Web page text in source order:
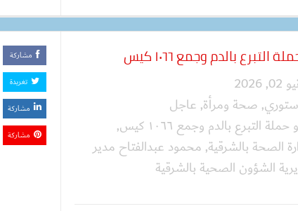
بالدم وجمع ١٠٦٦ كيس
2026
, صحة ومرأة, عاجل
التبرع بالدم وجمع ١٠٦٦ كيس
,
الصحة بالشرقية, محمود عبدالفتاح مدير
الشؤون الصحية بالشرقية
مشاركة
تغريدة
مشاركة
مشاركة